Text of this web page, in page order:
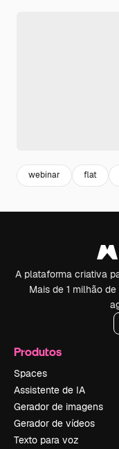
webinar flat
A plataforma criativa
Mais de 1 milhão
Produtos
Spaces
Assistente de IA
Gerador de imagens
Gerador de vídeos
Texto para voz